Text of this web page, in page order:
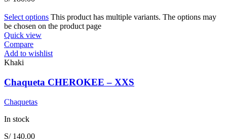
Select options This product has multiple variants. The options may
be chosen on the product page
Quick view
Compare
Add to wishlist
Khaki
Chaqueta CHEROKEE – XXS
Chaquetas
In stock
S/140.00